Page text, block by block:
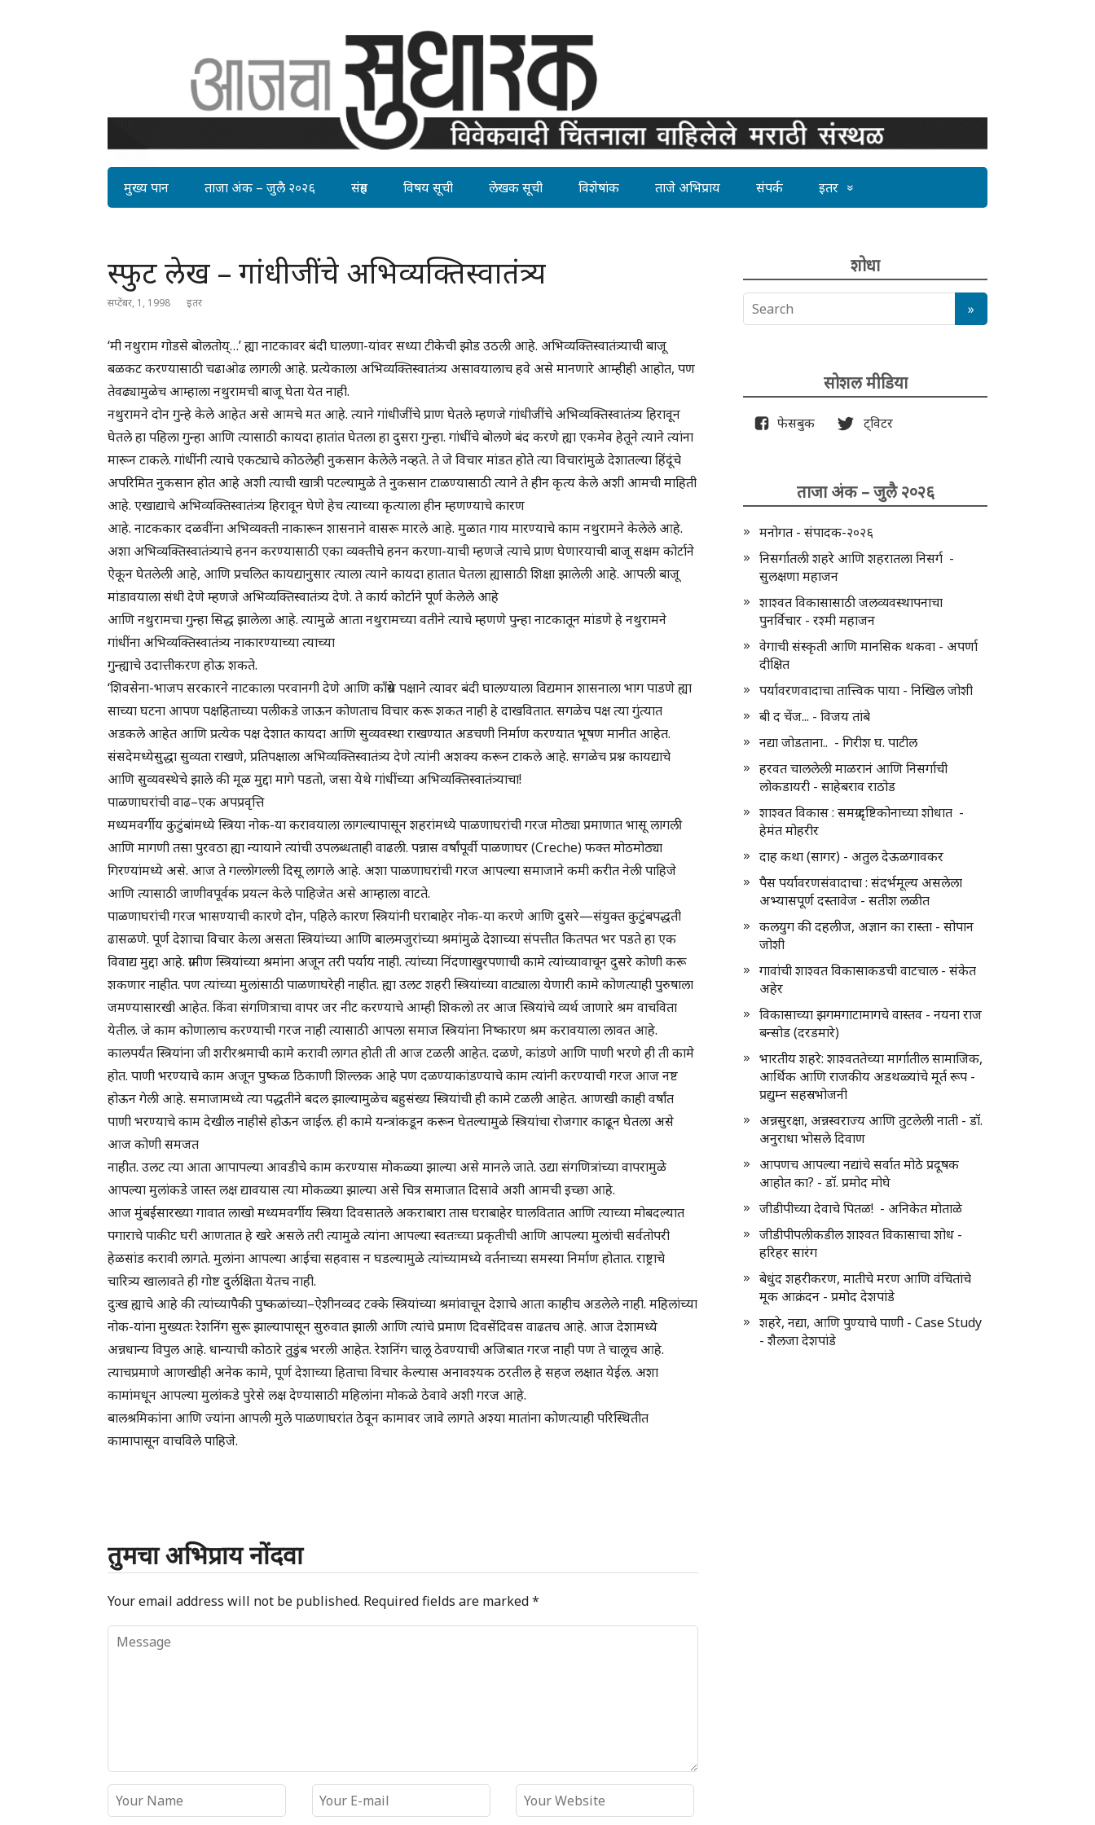
मुख्य पान ताजा अंक – जुलै २०२६ संग्रह विषय सूची लेखक सूची विशेषांक ताजे अभिप्राय संपर्क इतर
स्फुट लेख – गांधीजींचे अभिव्यक्तिस्वातंत्र्य
सप्टेंबर, 1, 1998 इतर
‘मी नथुराम गोडसे बोलतोय्…’ ह्या नाटकावर बंदी घालणा-यांवर सध्या टीकेची झोड उठली आहे. अभिव्यक्तिस्वातंत्र्याची बाजू
बळकट करण्यासाठी चढाओढ लागली आहे. प्रत्येकाला अभिव्यक्तिस्वातंत्र्य असावयालाच हवे असे मानणारे आम्हीही आहोत, पण
तेवढ्यामुळेच आम्हाला नथुरामची बाजू घेता येत नाही.
नथुरामने दोन गुन्हे केले आहेत असे आमचे मत आहे. त्याने गांधीजींचे प्राण घेतले म्हणजे गांधीजींचे अभिव्यक्तिस्वातंत्र्य हिरावून
घेतले हा पहिला गुन्हा आणि त्यासाठी कायदा हातांत घेतला हा दुसरा गुन्हा. गांधींचे बोलणे बंद करणे ह्या एकमेव हेतूने त्याने त्यांना
मारून टाकले. गांधींनी त्याचे एकट्याचे कोठलेही नुकसान केलेले नव्हते. ते जे विचार मांडत होते त्या विचारांमुळे देशातल्या हिंदूंचे
अपरिमित नुकसान होत आहे अशी त्याची खात्री पटल्यामुळे ते नुकसान टाळण्यासाठी त्याने ते हीन कृत्य केले अशी आमची माहिती
आहे. एखाद्याचे अभिव्यक्तिस्वातंत्र्य हिरावून घेणे हेच त्याच्या कृत्याला हीन म्हणण्याचे कारण
आहे. नाटककार दळवींना अभिव्यक्ती नाकारून शासनाने वासरू मारले आहे. मुळात गाय मारण्याचे काम नथुरामने केलेले आहे.
अशा अभिव्यक्तिस्वातंत्र्याचे हनन करण्यासाठी एका व्यक्तीचे हनन करणा-याची म्हणजे त्याचे प्राण घेणारयाची बाजू सक्षम कोर्टाने
ऐकून घेतलेली आहे, आणि प्रचलित कायद्यानुसार त्याला त्याने कायदा हातात घेतला ह्यासाठी शिक्षा झालेली आहे. आपली बाजू
मांडावयाला संधी देणे म्हणजे अभिव्यक्तिस्वातंत्र्य देणे. ते कार्य कोर्टाने पूर्ण केलेले आहे
आणि नथुरामचा गुन्हा सिद्ध झालेला आहे. त्यामुळे आता नथुरामच्या वतीने त्याचे म्हणणे पुन्हा नाटकातून मांडणे हे नथुरामने
गांधींना अभिव्यक्तिस्वातंत्र्य नाकारण्याच्या त्याच्या
गुन्ह्याचे उदात्तीकरण होऊ शकते.
‘शिवसेना-भाजप सरकारने नाटकाला परवानगी देणे आणि काँग्रेस पक्षाने त्यावर बंदी घालण्याला विद्यमान शासनाला भाग पाडणे ह्या
साच्या घटना आपण पक्षहिताच्या पलीकडे जाऊन कोणताच विचार करू शकत नाही हे दाखवितात. सगळेच पक्ष त्या गुंत्यात
अडकले आहेत आणि प्रत्येक पक्ष देशात कायदा आणि सुव्यवस्था राखण्यात अडचणी निर्माण करण्यात भूषण मानीत आहेत.
संसदेमध्येसुद्धा सुव्यता राखणे, प्रतिपक्षाला अभिव्यक्तिस्वातंत्र्य देणे त्यांनी अशक्य करून टाकले आहे. सगळेच प्रश्न कायद्याचे
आणि सुव्यवस्थेचे झाले की मूळ मुद्दा मागे पडतो, जसा येथे गांधींच्या अभिव्यक्तिस्वातंत्र्याचा!
पाळणाघरांची वाढ–एक अपप्रवृत्ति
मध्यमवर्गीय कुटुंबांमध्ये स्त्रिया नोक-या करावयाला लागल्यापासून शहरांमध्ये पाळणाघरांची गरज मोठ्या प्रमाणात भासू लागली
आणि मागणी तसा पुरवठा ह्या न्यायाने त्यांची उपलब्धताही वाढली. पन्नास वर्षांपूर्वी पाळणाघर (Creche) फक्त मोठमोठ्या
गिरण्यांमध्ये असे. आज ते गल्लोगल्ली दिसू लागले आहे. अशा पाळणाघरांची गरज आपल्या समाजाने कमी करीत नेली पाहिजे
आणि त्यासाठी जाणीवपूर्वक प्रयत्न केले पाहिजेत असे आम्हाला वाटते.
पाळणाघरांची गरज भासण्याची कारणे दोन, पहिले कारण स्त्रियांनी घराबाहेर नोक-या करणे आणि दुसरे—संयुक्त कुटुंबपद्धती
ढासळणे. पूर्ण देशाचा विचार केला असता स्त्रियांच्या आणि बालमजुरांच्या श्रमांमुळे देशाच्या संपत्तीत कितपत भर पडते हा एक
विवाद्य मुद्दा आहे. ग्रामीण स्त्रियांच्या श्रमांना अजून तरी पर्याय नाही. त्यांच्या निंदणाखुरपणाची कामे त्यांच्यावाचून दुसरे कोणी करू
शकणार नाहीत. पण त्यांच्या मुलांसाठी पाळणाघरेही नाहीत. ह्या उलट शहरी स्त्रियांच्या वाट्याला येणारी कामे कोणत्याही पुरुषाला
जमण्यासारखी आहेत. किंवा संगणित्राचा वापर जर नीट करण्याचे आम्ही शिकलो तर आज स्त्रियांचे व्यर्थ जाणारे श्रम वाचविता
येतील. जे काम कोणालाच करण्याची गरज नाही त्यासाठी आपला समाज स्त्रियांना निष्कारण श्रम करावयाला लावत आहे.
कालपर्यंत स्त्रियांना जी शरीरश्रमाची कामे करावी लागत होती ती आज टळली आहेत. दळणे, कांडणे आणि पाणी भरणे ही ती कामे
होत. पाणी भरण्याचे काम अजून पुष्कळ ठिकाणी शिल्लक आहे पण दळण्याकांडण्याचे काम त्यांनी करण्याची गरज आज नष्ट
होऊन गेली आहे. समाजामध्ये त्या पद्धतीने बदल झाल्यामुळेच बहुसंख्य स्त्रियांची ही कामे टळली आहेत. आणखी काही वर्षांत
पाणी भरण्याचे काम देखील नाहीसे होऊन जाईल. ही कामे यन्त्रांकडून करून घेतल्यामुळे स्त्रियांचा रोजगार काढून घेतला असे
आज कोणी समजत
नाहीत. उलट त्या आता आपापल्या आवडीचे काम करण्यास मोकळ्या झाल्या असे मानले जाते. उद्या संगणित्रांच्या वापरामुळे
आपल्या मुलांकडे जास्त लक्ष द्यावयास त्या मोकळ्या झाल्या असे चित्र समाजात दिसावे अशी आमची इच्छा आहे.
आज मुंबईसारख्या गावात लाखो मध्यमवर्गीय स्त्रिया दिवसातले अकराबारा तास घराबाहेर घालवितात आणि त्याच्या मोबदल्यात
पगाराचे पाकीट घरी आणतात हे खरे असले तरी त्यामुळे त्यांना आपल्या स्वतःच्या प्रकृतीची आणि आपल्या मुलांची सर्वतोपरी
हेळसांड करावी लागते. मुलांना आपल्या आईचा सहवास न घडल्यामुळे त्यांच्यामध्ये वर्तनाच्या समस्या निर्माण होतात. राष्ट्राचे
चारित्र्य खालावते ही गोष्ट दुर्लक्षिता येतच नाही.
दुःख ह्याचे आहे की त्यांच्यापैकी पुष्कळांच्या–ऐशीनव्वद टक्के स्त्रियांच्या श्रमांवाचून देशाचे आता काहीच अडलेले नाही. महिलांच्या
नोक-यांना मुख्यतः रेशनिंग सुरू झाल्यापासून सुरुवात झाली आणि त्यांचे प्रमाण दिवसेंदिवस वाढतच आहे. आज देशामध्ये
अन्नधान्य विपुल आहे. धान्याची कोठारे तुडुंब भरली आहेत. रेशनिंग चालू ठेवण्याची अजिबात गरज नाही पण ते चालूच आहे.
त्याचप्रमाणे आणखीही अनेक कामे, पूर्ण देशाच्या हिताचा विचार केल्यास अनावश्यक ठरतील हे सहज लक्षात येईल. अशा
कामांमधून आपल्या मुलांकडे पुरेसे लक्ष देण्यासाठी महिलांना मोकळे ठेवावे अशी गरज आहे.
बालश्रमिकांना आणि ज्यांना आपली मुले पाळणाघरांत ठेवून कामावर जावे लागते अश्या मातांना कोणत्याही परिस्थितीत
कामापासून वाचविले पाहिजे.
तुमचा अभिप्राय नोंदवा
Your email address will not be published. Required fields are marked*
शोधा
सोशल मीडिया
फेसबुक ट्विटर
ताजा अंक – जुलै २०२६
मनोगत - संपादक-२०२६
निसर्गातली शहरे आणि शहरातला निसर्ग -
सुलक्षणा महाजन
शाश्वत विकासासाठी जलव्यवस्थापनाचा
पुनर्विचार - रश्मी महाजन
वेगाची संस्कृती आणि मानसिक थकवा - अपर्णा
दीक्षित
पर्यावरणवादाचा तात्त्विक पाया - निखिल जोशी
बी द चेंज... - विजय तांबे
नद्या जोडताना.. - गिरीश घ. पाटील
हरवत चाललेली माळरानं आणि निसर्गाची
लोकडायरी - साहेबराव राठोड
शाश्वत विकास : समग्र दृष्टिकोनाच्या शोधात -
हेमंत मोहरीर
दाह कथा (सागर) - अतुल देऊळगावकर
पैस पर्यावरणसंवादाचा : संदर्भमूल्य असलेला
अभ्यासपूर्ण दस्तावेज - सतीश लळीत
कलयुग की दहलीज, अज्ञान का रास्ता - सोपान
जोशी
गावांची शाश्वत विकासाकडची वाटचाल - संकेत
अहेर
विकासाच्या झगमगाटामागचे वास्तव - नयना राज
बन्सोड (दरडमारे)
भारतीय शहरे: शाश्वततेच्या मार्गातील सामाजिक,
आर्थिक आणि राजकीय अडथळ्यांचे मूर्त रूप -
प्रद्युम्न सहस्रभोजनी
अन्नसुरक्षा, अन्नस्वराज्य आणि तुटलेली नाती - डॉ.
अनुराधा भोसले दिवाण
आपणच आपल्या नद्यांचे सर्वात मोठे प्रदूषक
आहोत का? - डॉ. प्रमोद मोघे
जीडीपीच्या देवाचे पितळ! - अनिकेत मोताळे
जीडीपीपलीकडील शाश्वत विकासाचा शोध -
हरिहर सारंग
बेधुंद शहरीकरण, मातीचे मरण आणि वंचितांचे
मूक आक्रंदन - प्रमोद देशपांडे
शहरे, नद्या, आणि पुण्याचे पाणी - Case Study
- शैलजा देशपांडे